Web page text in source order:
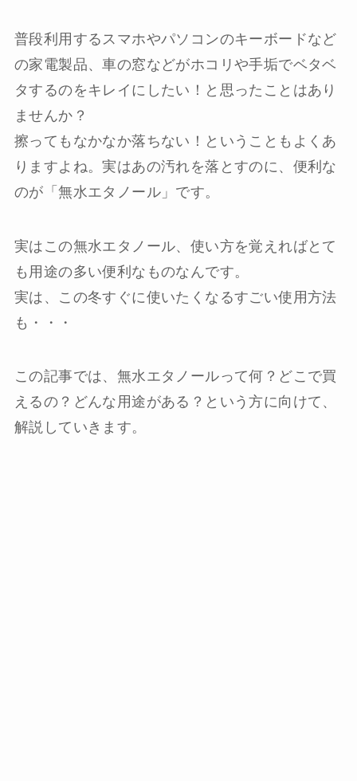
普段利用するスマホやパソコンのキーボードなど
の家電製品、車の窓などがホコリや手垢でベタベ
タするのをキレイにしたい！と思ったことはあり
ませんか？
擦ってもなかなか落ちない！ということもよくあ
りますよね。実はあの汚れを落とすのに、便利な
のが「無水エタノール」です。
実はこの無水エタノール、使い方を覚えればとて
も用途の多い便利なものなんです。
実は、この冬すぐに使いたくなるすごい使用方法
も・・・
この記事では、無水エタノールって何？どこで買
えるの？どんな用途がある？という方に向けて、
解説していきます。